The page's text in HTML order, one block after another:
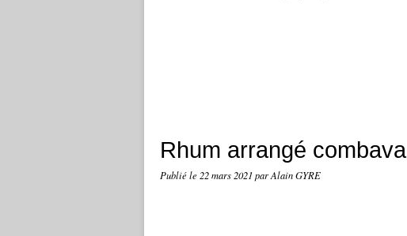
Rhum arrangé combava
Publié le 22 mars 2021par Alain GYRE